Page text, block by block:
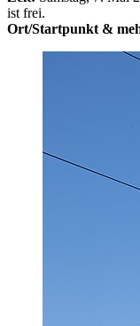
ist frei.
Ort/Startpunkt &